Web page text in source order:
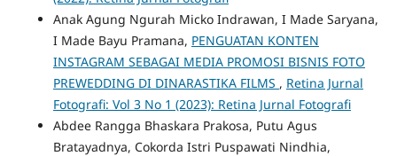
Anak Agung Ngurah Micko Indrawan, I Made Saryana,
I Made Bayu Pramana, PENGUATAN KONTEN
INSTAGRAM SEBAGAI MEDIA PROMOSI BISNIS FOTO
PREWEDDING DI DINARASTIKA FILMS , Retina Jurnal
Fotografi: Vol 3 No 1 (2023): Retina Jurnal Fotografi
Abdee Rangga Bhaskara Prakosa, Putu Agus
Bratayadnya, Cokorda Istri Puspawati Nindhia,